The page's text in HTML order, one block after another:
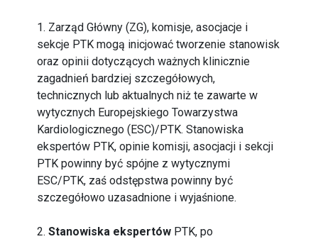
1. Zarząd Główny (ZG), komisje, asocjacje i
sekcje PTK mogą inicjować tworzenie stanowisk
oraz opinii dotyczących ważnych klinicznie
zagadnień bardziej szczegółowych,
technicznych lub aktualnych niż te zawarte w
wytycznych Europejskiego Towarzystwa
Kardiologicznego (ESC)/PTK. Stanowiska
ekspertów PTK, opinie komisji, asocjacji i sekcji
PTK powinny być spójne z wytycznymi
ESC/PTK, zaś odstępstwa powinny być
szczegółowo uzasadnione i wyjaśnione.
2.Stanowiska ekspertów PTK, po